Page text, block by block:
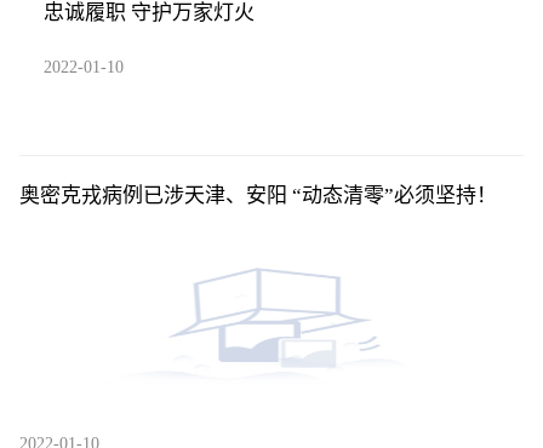
忠诚履职 守护万家灯火
2022-01-10
奥密克戎病例已涉天津、安阳 “动态清零”必须坚持！
2022-01-10